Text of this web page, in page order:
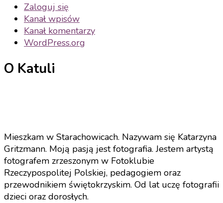
Zaloguj się
Kanał wpisów
Kanał komentarzy
WordPress.org
O Katuli
Mieszkam w Starachowicach. Nazywam się Katarzyna
Gritzmann. Moją pasją jest fotografia. Jestem artystą
fotografem zrzeszonym w Fotoklubie
Rzeczypospolitej Polskiej, pedagogiem oraz
przewodnikiem świętokrzyskim. Od lat uczę fotografii
dzieci oraz dorosłych.